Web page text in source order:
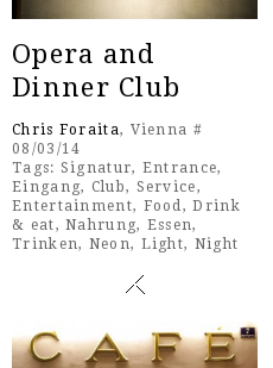
Opera and
Dinner Club
Chris Foraita, Vienna #
08/03/14
Tags: Signatur, Entrance,
Eingang, Club, Service,
Entertainment, Food,Drink
& eat,Nahrung, Essen,
Trinken, Neon, Light, Night